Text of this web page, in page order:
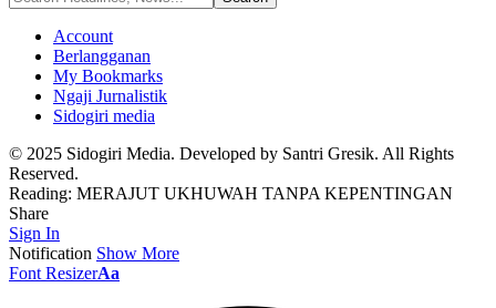
Account
Berlangganan
My Bookmarks
Ngaji Jurnalistik
Sidogiri media
© 2025 Sidogiri Media. Developed by Santri Gresik. All Rights
Reserved.
Reading: MERAJUT UKHUWAH TANPA KEPENTINGAN
Share
Sign In
Notification Show More
Font ResizerAa